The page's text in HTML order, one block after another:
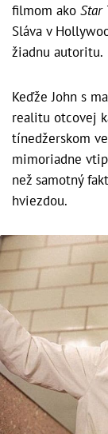
filmom ako Star
Sláva v
žiadnu autoritu.
Keďže John s
realitu otcovej
tínedžerskom
mimoriadne
než samotný
hviezdou.